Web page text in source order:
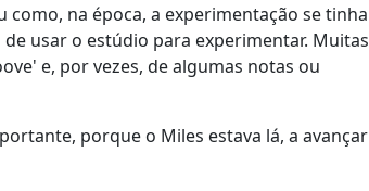
como, na época, a experimentação se tinha
usar o estúdio para experimentar. Muitas
e, por vezes, de algumas notas ou
porque o Miles estava lá, a avançar